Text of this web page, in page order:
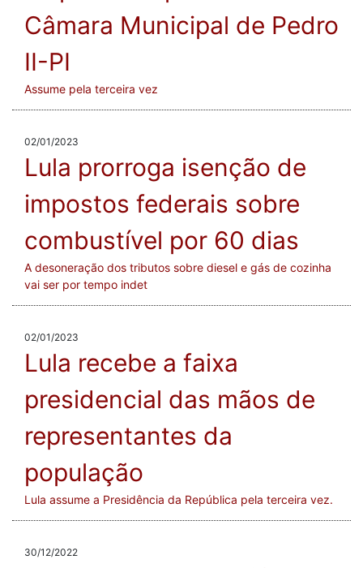
Câmara Municipal de Pedro
II-PI
Assume pela terceira vez
02/01/2023
Lula prorroga isenção de
impostos federais sobre
combustível por 60 dias
A desoneração dos tributos sobre diesel e gás de cozinha
vai ser por tempo indet
02/01/2023
Lula recebe a faixa
presidencial das mãos de
representantes da
população
Lula assume a Presidência da República pela terceira vez.
30/12/2022